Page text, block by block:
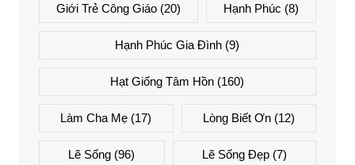
Giới Trẻ Công Giáo(20) Hạnh Phúc (8)
Hạnh Phúc Gia Đình (9)
Hạt Giống Tâm Hồn (160)
Làm Cha Mẹ (17) Lòng Biết Ơn(12)
Lẽ Sống (96) Lẽ Sống Đẹp(7)